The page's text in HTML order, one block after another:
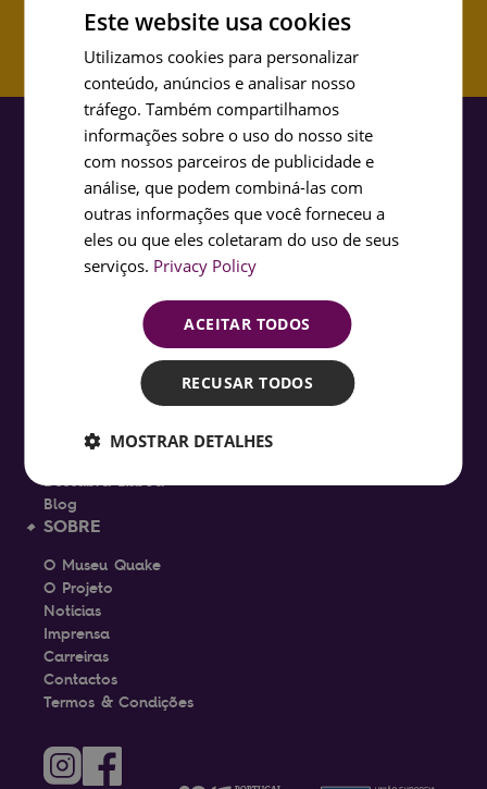
PLANEIE
Chegar ao Quake
Horário de Funcionamento
Para Professores
Para Estudantes
Perguntas Frequentes
O Terramoto de Lisboa
Descubra Lisboa
Blog
SOBRE
O Museu Quake
O Projeto
Notícias
Imprensa
Carreiras
Contactos
Termos & Condições
PORTUGUESE
SPANISH
Este website usa cookies
Utilizamos cookies para personalizar
conteúdo, anúncios e analisar nosso
tráfego. Também compartilhamos
informações sobre o uso do nosso site
com nossos parceiros de publicidade e
análise, que podem combiná-las com
outras informações que você forneceu a
eles ou que eles coletaram do uso de seus
serviços. Privacy Policy
ACEITAR TODOS
RECUSAR TODOS
MOSTRAR DETALHES